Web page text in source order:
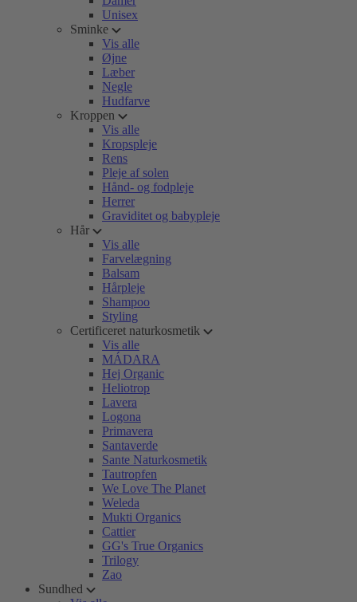
Unisex
Sminke
Vis alle
Øjne
Læber
Negle
Hudfarve
Kroppen
Vis alle
Kropspleje
Rens
Pleje af solen
Hånd- og fodpleje
Herrer
Graviditet og babypleje
Hår
Vis alle
Farvelægning
Balsam
Hårpleje
Shampoo
Styling
Certificeret naturkosmetik
Vis alle
MÁDARA
Hej Organic
Heliotrop
Lavera
Logona
Primavera
Santaverde
Sante Naturkosmetik
Tautropfen
We Love The Planet
Weleda
Mukti Organics
Cattier
GG's True Organics
Trilogy
Zao
Sundhed